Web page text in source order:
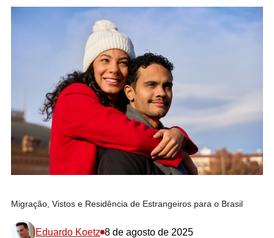
LISTAGEM DE POSTS
Migração, Vistos e Residência de Estrangeiros para o Brasil
Eduardo Koetz 8 de agosto de 2025